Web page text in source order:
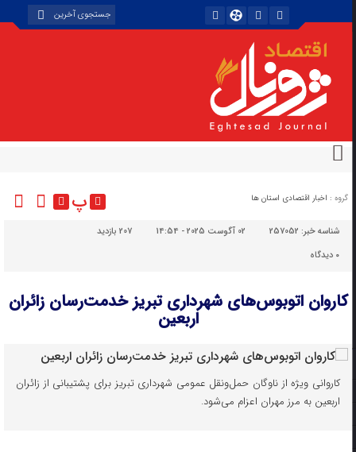
گروه : اخبار اقتصادی استان ها پ
شناسه خبر:257052 02 آگوست 2025 - 14:54
207 بازدید
دیدگاه
کاروان اتوبوس‌های شهرداری تبریز خدمت‌رسان زائران
اربعین
کاروانی ویژه از ناوگان حمل‌ونقل عمومی شهرداری تبریز برای پشتیبانی از زائران
اربعین به مرز مهران اعزام می‌شود.